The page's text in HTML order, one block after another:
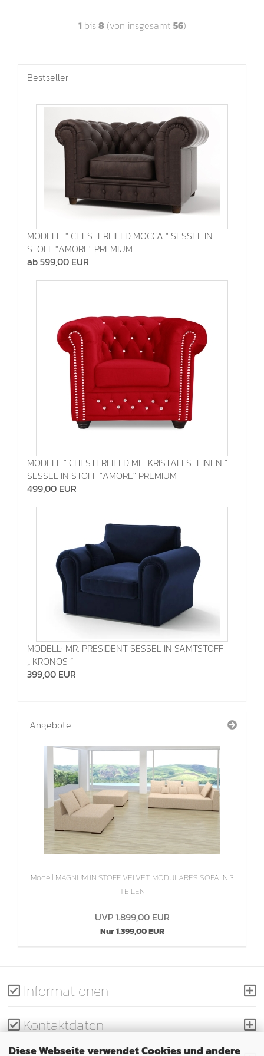
Diese Webseite verwendet Cookies und andere
1 bis 8(von insgesamt 56)
Bestseller
MODELL: " CHESTERFIELD MOCCA " SESSEL IN
STOFF "AMORE" PREMIUM
ab 599,00 EUR
MODELL " CHESTERFIELD MIT KRISTALLSTEINEN "
SESSEL IN STOFF "AMORE" PREMIUM
499,00 EUR
MODELL: MR. PRESIDENT SESSEL IN SAMTSTOFF
„ KRONOS “
399,00 EUR
Angebote
Modell MAGNUM IN STOFF VELVET MODULARES SOFA IN 3
TEILEN
UVP 1.899,00 EUR
Nur 1.399,00 EUR
Informationen
Kontaktdaten